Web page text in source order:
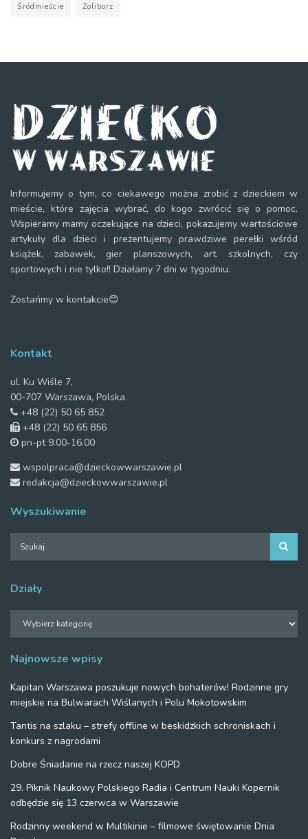
Śródmieście Żoliborz
Informujemy o tym, co ciekawego można zrobić z dzieckiem w
mieście, które zajęcia wybrać, do kogo zwrócić się o pomoc.
Wspieramy mamy oczekujące na dzieci, pokazujemy wartościowe
artykuły dla dzieci i prezentujemy prawdziwe perełki wśród
książek, zabawek, gier planszowych, art. szkolnych, czy
sportowych i nie tylko!! Działamy 7 dni w tygodniu.
Zostańmy w kontakcie😊
Kontakt
ul. Ku Wiśle 7,
00-707 Warszawa, Polska
+48 (22) 50 65 852
+48 (22) 50 65 856
pn-pt 9.00-16.00
wspolpraca@dzieckowwarszawie.pl
redakcja@dzieckowwarszawie.pl
Wyszukiwanie
Działy
Najnowsze wpisy
Kapitan Warszawa poszukuje nowych bohaterów! Rodzinne gry
miejskie na Bulwarach Wiślanych i Polu Mokotowskim
Tantis na szlaku – strefy offline w beskidzkich schroniskach i
konkurs z nagrodami
Dobre Śniadanie na rzecz naszej KOPD
29. Piknik Naukowy Polskiego Radia i Centrum Nauki Kopernik
odbędzie się 13 czerwca w Warszawie
Rodzinny weekend w Multikinie – filmowe świętowanie Dnia